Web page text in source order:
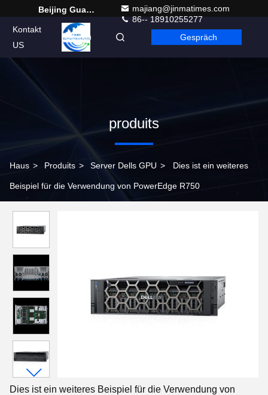
Beijing Guangtian Runze Technology Co., Ltd.
majiang@jinmatimes.com
86-- 18910255277
Kontakt
US
German Gespräch
produits
Haus > Produits > Server Dells GPU > Dies ist ein weiteres
Beispiel für die Verwendung von PowerEdge R750
Dies ist ein weiteres Beispiel für die Verwendung von